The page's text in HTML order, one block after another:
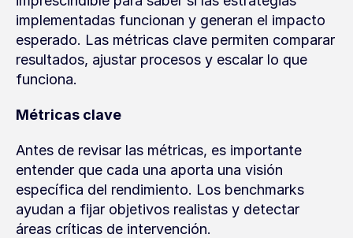
implementadas funcionan y generan el impacto
esperado. Las métricas clave permiten comparar
resultados, ajustar procesos y escalar lo que
funciona.
Métricas clave
Antes de revisar las métricas, es importante
entender que cada una aporta una visión
específica del rendimiento. Los benchmarks
ayudan a fijar objetivos realistas y detectar
áreas críticas de intervención.